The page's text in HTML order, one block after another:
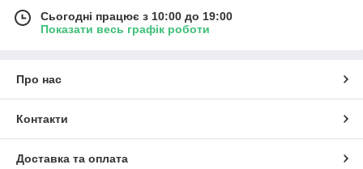
Сьогодні працює з 10:00 до 19:00
Показати весь графік роботи
Про нас
Контакти
Доставка та оплата